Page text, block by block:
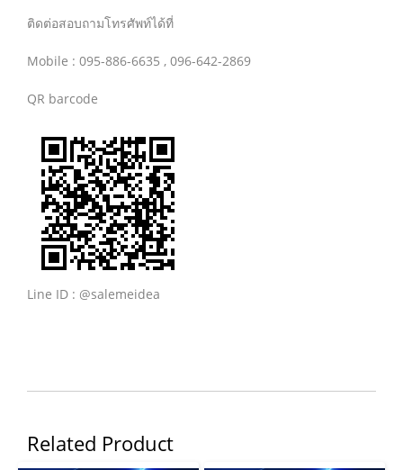
ติดต่อสอบถามโทรศัพท์ได้ที่
Mobile : 095-886-6635 , 096-642-2869
QR barcode
Line ID : @salemeidea
Related Product